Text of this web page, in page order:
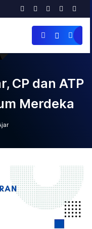
CP dan ATP
Merdeka